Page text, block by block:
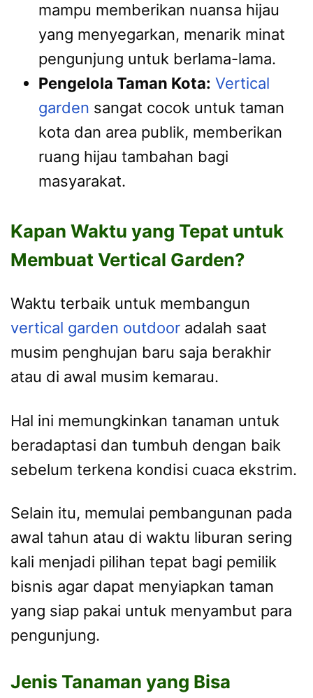
mampu memberikan nuansa hijau
yang menyegarkan, menarik minat
pengunjung untuk berlama-lama.
Pengelola Taman Kota: Vertical
garden sangat cocok untuk taman
kota dan area publik, memberikan
ruang hijau tambahan bagi
masyarakat.
Kapan Waktu yang Tepat untuk
Membuat Vertical Garden?
Waktu terbaik untuk membangun
vertical garden outdoor adalah saat
musim penghujan baru saja berakhir
atau di awal musim kemarau.
Hal ini memungkinkan tanaman untuk
beradaptasi dan tumbuh dengan baik
sebelum terkena kondisi cuaca ekstrim.
Selain itu, memulai pembangunan pada
awal tahun atau di waktu liburan sering
kali menjadi pilihan tepat bagi pemilik
bisnis agar dapat menyiapkan taman
yang siap pakai untuk menyambut para
pengunjung.
Jenis Tanaman yang Bisa